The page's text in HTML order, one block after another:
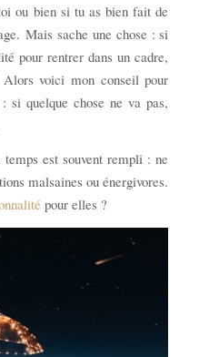
ou bien si tu as bien fait de
Mais sache une chose : si
pour rentrer dans un cadre,
voici mon conseil pour
si quelque chose ne va pas,
est souvent rempli : ne
malsaines ou énergivores.
pour elles ?